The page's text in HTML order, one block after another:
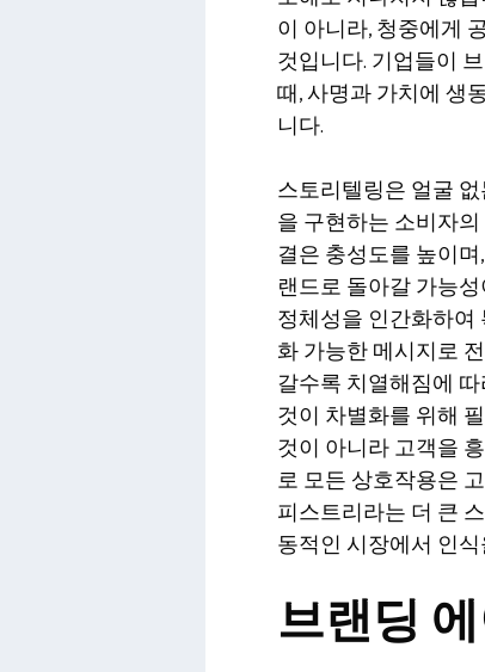
이 아니라, 청중에게
것입니다. 기업들이
때, 사명과 가치에 생
니다.
스토리텔링은 얼굴
을 구현하는 소비자
결은 충성도를 높이
랜드로 돌아갈 가능
정체성을 인간화하여
화 가능한 메시지로
갈수록 치열해짐에
것이 차별화를 위해
것이 아니라 고객을
로 모든 상호작용은
피스트리라는 더 큰
동적인 시장에서 인
브랜딩